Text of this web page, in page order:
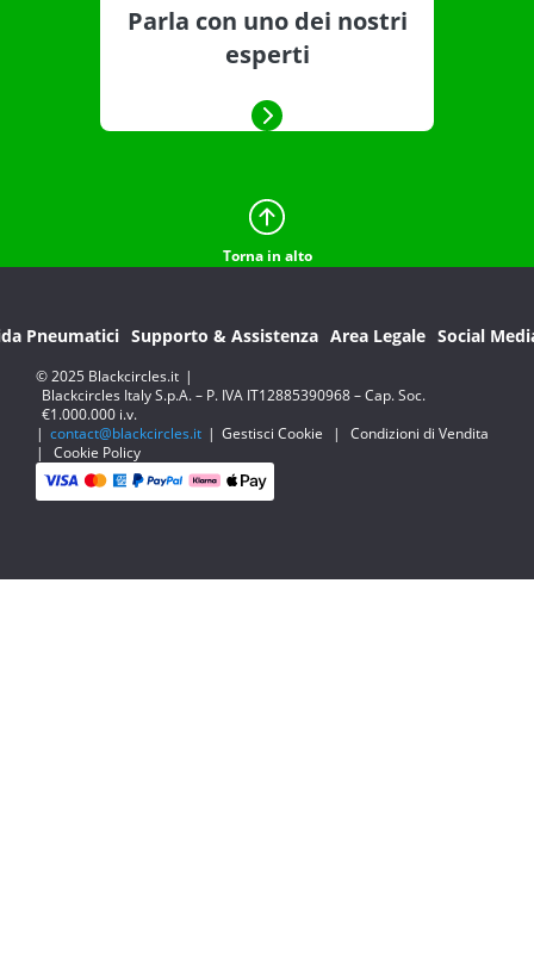
Parla con uno dei nostri
esperti
Torna in alto
Pneumatici Supporto & Assistenza Area Legale Social
© 2025 Blackcircles.it |
Blackcircles Italy S.p.A. – P. IVA IT12885390968 – Cap. Soc.
€1.000.000 i.v.
| contact@blackcircles.it | Gestisci Cookie |
Condizioni di Vendita
|
Cookie Policy